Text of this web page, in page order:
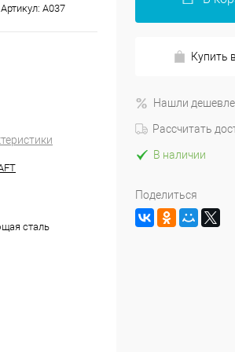
Артикул: A037
сталь
Купить
Нашли дешевле
Рассчитать
В наличии
Поделиться